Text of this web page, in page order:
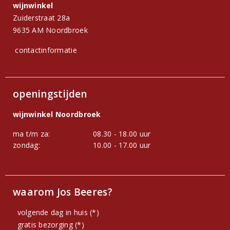
wijnwinkel
Zuiderstraat 28a
9635 AM Noordbroek
contactinformatie
openingstijden
wijnwinkel Noordbroek
ma t/m za:
08.30 - 18.00 uur
zondag:
10.00 - 17.00 uur
waarom Jos Beeres?
volgende dag in huis (*)
gratis bezorging (*)